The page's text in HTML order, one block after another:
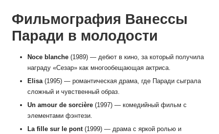
Фильмография Ванессы
Паради в молодости
Noce blanche (1989) — дебют в кино, за который получила
награду «Сезар» как многообещающая актриса.
Elisa(1995) — романтическая драма, где Паради сыграла
сложный и чувственный образ.
Un amour de sorcière (1997) — комедийный фильм с
элементами фэнтези.
La fille sur le pont(1999) — драма с яркой ролью и